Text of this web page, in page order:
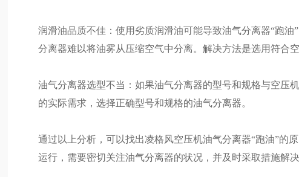
润滑油品质不佳：使用劣质润滑油可能导致油气分离器“跑
分离器难以将油雾从压缩空气中分离。解决方法是选用符合
油气分离器选型不当：如果油气分离器的型号和规格与空压
的实际需求，选择正确型号和规格的油气分离器。
通过以上分析，可以找出凌格风空压机油气分离器“跑油”的
运行，需要密切关注油气分离器的状况，并及时采取措施解